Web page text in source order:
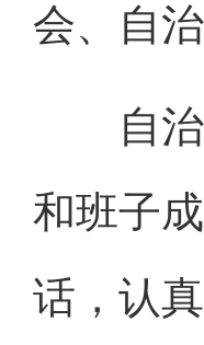
会、自
自治区
和班子
话，认